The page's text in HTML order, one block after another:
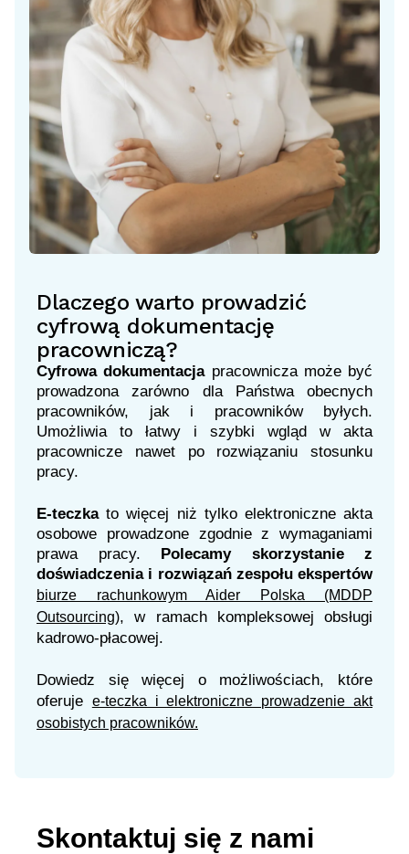
Dlaczego warto prowadzić
cyfrową dokumentację
pracowniczą?
Cyfrowa dokumentacja pracownicza może być
prowadzona zarówno dla Państwa obecnych
pracowników, jak i pracowników byłych.
Umożliwia to łatwy i szybki wgląd w akta
pracownicze nawet po rozwiązaniu stosunku
pracy.
E-teczkato więcej niż tylko elektroniczne akta
osobowe prowadzone zgodnie z wymaganiami
prawa pracy. Polecamy skorzystanie z
doświadczenia i rozwiązań zespołu ekspertów
biurze rachunkowym Aider Polska (MDDP
Outsourcing), w ramach kompleksowej obsługi
kadrowo-płacowej.
Dowiedz się więcej o możliwościach, które
oferuje e-teczka i elektroniczne prowadzenie akt
osobistych pracowników.
Skontaktuj się z nami